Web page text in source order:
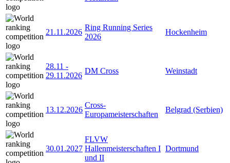
21.11.2026
Ring Running Series
2026
Hockenheim
28.11 -
29.11.2026
DM Cross Weinstadt
13.12.2026
Cross-
Europameisterschaften
Belgrad (Serbien)
30.01.2027
FLVW
Hallenmeisterschaften I
und II
Dortmund